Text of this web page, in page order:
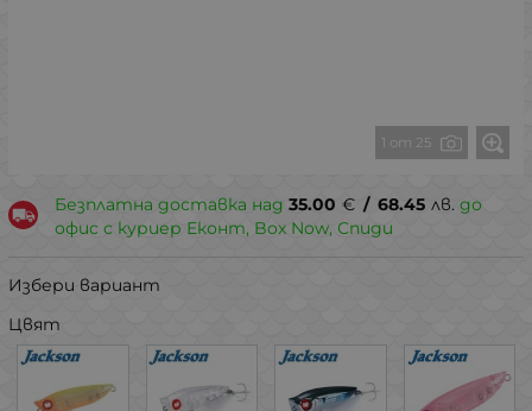
1 от 25
Безплатна доставка над 35.00 € / 68.45 лв. до
офис с куриер Еконт, Box Now, Спиди
Избери вариант
Цвят